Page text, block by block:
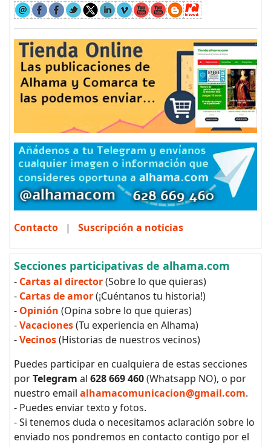
Contacto | Suscripción a noticias
Secciones participativas de alhama.com
- Cartas al director(Sobre lo que quieras)
- Cartas de amor(¡Cuéntanos tu historia!)
- Opinión (Opina sobre lo que quieras)
-Vacaciones(Tu experiencia en Alhama)
-Vecinos(Historias de nuestros vecinos)
Puedes participar en cualquiera de estas secciones
porTelegram al 628 669 460(Whatsapp NO), o por
nuestro email alhamacomunicacion@gmail.com.
- Puedes enviar texto y fotos.
- Si tenemos duda o necesitamos aclaración sobre lo
enviado nos pondremos en contacto contigo por el